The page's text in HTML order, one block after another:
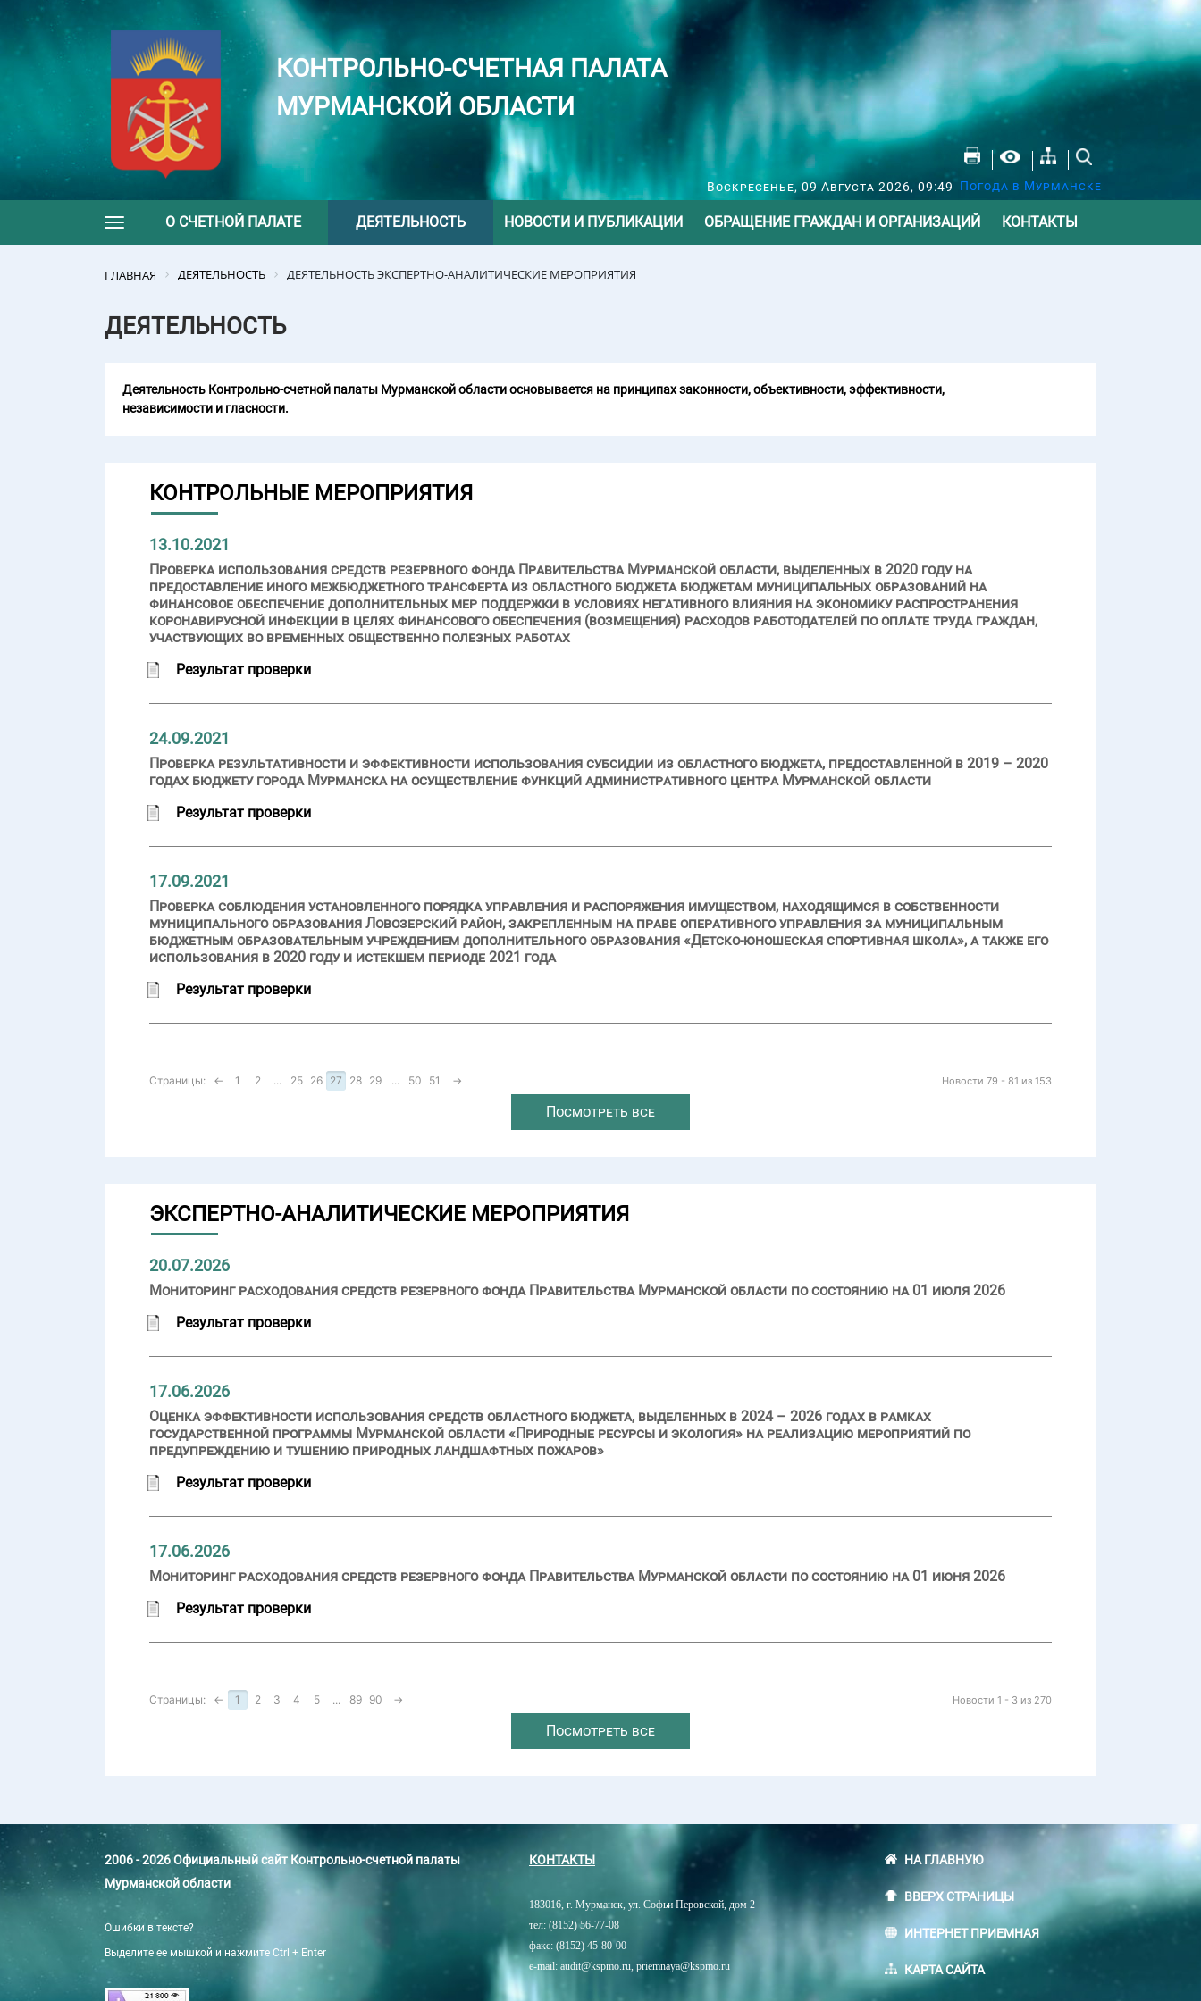
КОНТРОЛЬНО-СЧЕТНАЯ ПАЛАТА
МУРМАНСКОЙ ОБЛАСТИ
Воскресенье, 09 Августа 2026, 09:49 Погода в Мурманске
Toggle navigation
О СЧЕТНОЙ ПАЛАТЕ ДЕЯТЕЛЬНОСТЬ НОВОСТИ И ПУБЛИКАЦИИ ОБРАЩЕНИЕ ГРАЖДАН И ОРГАНИЗАЦИЙ КОНТАКТЫ
ГЛАВНАЯ ДЕЯТЕЛЬНОСТЬ ДЕЯТЕЛЬНОСТЬ ЭКСПЕРТНО-АНАЛИТИЧЕСКИЕ МЕРОПРИЯТИЯ
ДЕЯТЕЛЬНОСТЬ
Деятельность Контрольно-счетной палаты Мурманской области основывается на принципах законности, объективности, эффективности,
независимости и гласности.
КОНТРОЛЬНЫЕ МЕРОПРИЯТИЯ
13.10.2021
Проверка использования средств резервного фонда Правительства Мурманской области, выделенных в 2020 году на
предоставление иного межбюджетного трансферта из областного бюджета бюджетам муниципальных образований на
финансовое обеспечение дополнительных мер поддержки в условиях негативного влияния на экономику распространения
коронавирусной инфекции в целях финансового обеспечения (возмещения) расходов работодателей по оплате труда граждан,
участвующих во временных общественно полезных работах
Результат проверки
24.09.2021
Проверка результативности и эффективности использования субсидии из областного бюджета, предоставленной в 2019 – 2020
годах бюджету города Мурманска на осуществление функций административного центра Мурманской области
Результат проверки
17.09.2021
Проверка соблюдения установленного порядка управления и распоряжения имуществом, находящимся в собственности
муниципального образования Ловозерский район, закрепленным на праве оперативного управления за муниципальным
бюджетным образовательным учреждением дополнительного образования «Детско-юношеская спортивная школа», а также его
использования в 2020 году и истекшем периоде 2021 года
Результат проверки
Новости 79 - 81 из 153
Страницы: ← 1 2 ... 25 26 27 28 29 ... 50 51 →
Посмотреть все
ЭКСПЕРТНО-АНАЛИТИЧЕСКИЕ МЕРОПРИЯТИЯ
20.07.2026
Мониторинг расходования средств резервного фонда Правительства Мурманской области по состоянию на 01 июля 2026
Результат проверки
17.06.2026
Оценка эффективности использования средств областного бюджета, выделенных в 2024 – 2026 годах в рамках
государственной программы Мурманской области «Природные ресурсы и экология» на реализацию мероприятий по
предупреждению и тушению природных ландшафтных пожаров»
Результат проверки
17.06.2026
Мониторинг расходования средств резервного фонда Правительства Мурманской области по состоянию на 01 июня 2026
Результат проверки
Новости 1 - 3 из 270
Страницы: ← 1 2 3 4 5 ... 89 90 →
Посмотреть все
2006 - 2026 Официальный сайт Контрольно-счетной палаты
Мурманской области
Ошибки в тексте?
Выделите ее мышкой и нажмите Ctrl + Enter
КОНТАКТЫ
183016, г. Мурманск, ул. Софьи Перовской, дом 2
тел: (8152) 56-77-08
факс: (8152) 45-80-00
e-mail: audit@kspmo.ru, priemnaya@kspmo.ru
НА ГЛАВНУЮ
ВВЕРХ СТРАНИЦЫ
ИНТЕРНЕТ ПРИЕМНАЯ
КАРТА САЙТА